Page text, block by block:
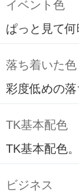
イベント色
ぱっと見て
落ち着いた色
彩度低めの落
TK基本配色
TK基本配色。
ビジネス